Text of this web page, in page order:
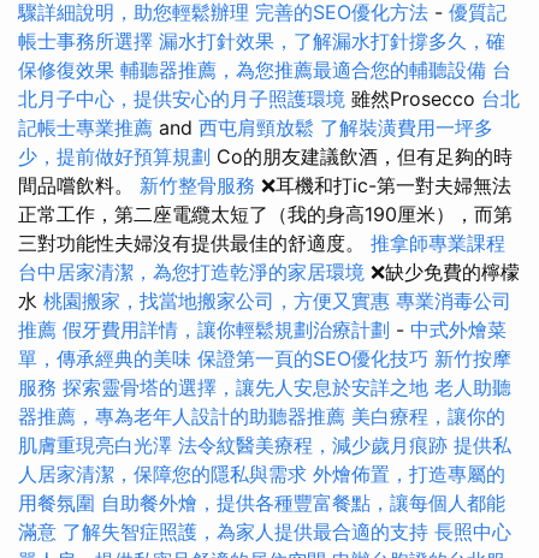
驟詳細說明，助您輕鬆辦理 完善的SEO優化方法 - 優質記
帳士事務所選擇 漏水打針效果，了解漏水打針撐多久，確
保修復效果 輔聽器推薦，為您推薦最適合您的輔聽設備 台
北月子中心，提供安心的月子照護環境 雖然Prosecco 台北
記帳士專業推薦 and 西屯肩頸放鬆 了解裝潢費用一坪多
少，提前做好預算規劃 Co的朋友建議飲酒，但有足夠的時
間品嚐飲料。 新竹整骨服務 ❌耳機和打ic-第一對夫婦無法
正常工作，第二座電纜太短了（我的身高190厘米），而第
三對功能性夫婦沒有提供最佳的舒適度。 推拿師專業課程
台中居家清潔，為您打造乾淨的家居環境 ❌缺少免費的檸檬
水 桃園搬家，找當地搬家公司，方便又實惠 專業消毒公司
推薦 假牙費用詳情，讓你輕鬆規劃治療計劃 - 中式外燴菜
單，傳承經典的美味 保證第一頁的SEO優化技巧 新竹按摩
服務 探索靈骨塔的選擇，讓先人安息於安詳之地 老人助聽
器推薦，專為老年人設計的助聽器推薦 美白療程，讓你的
肌膚重現亮白光澤 法令紋醫美療程，減少歲月痕跡 提供私
人居家清潔，保障您的隱私與需求 外燴佈置，打造專屬的
用餐氛圍 自助餐外燴，提供各種豐富餐點，讓每個人都能
滿意 了解失智症照護，為家人提供最合適的支持 長照中心